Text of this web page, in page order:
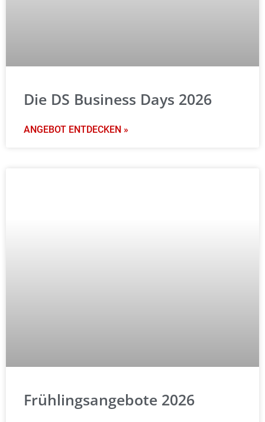
Die DS Business Days 2026
ANGEBOT ENTDECKEN »
Frühlingsangebote 2026